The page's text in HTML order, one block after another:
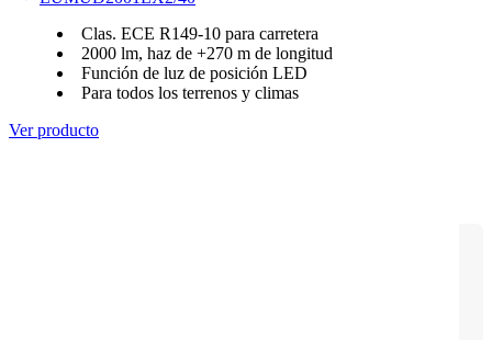
Clas. ECE R149-10 para carretera
2000 lm, haz de +270 m de longitud
Función de luz de posición LED
Para todos los terrenos y climas
Ver producto